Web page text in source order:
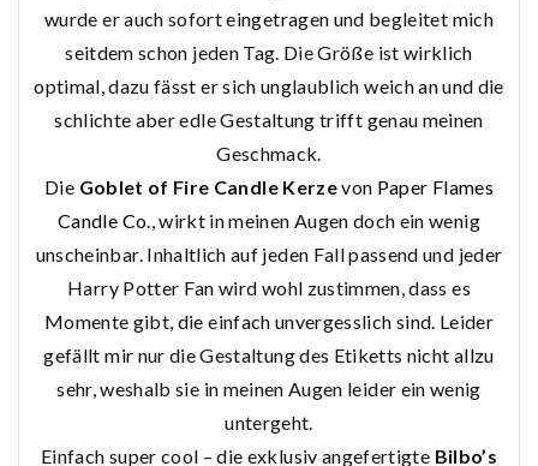
wurde er auch sofort eingetragen und begleitet mich
seitdem schon jeden Tag. Die Größe ist wirklich
optimal, dazu fässt er sich unglaublich weich an und die
schlichte aber edle Gestaltung trifft genau meinen
Geschmack.
Die Goblet of Fire Candle Kerzevon Paper Flames
Candle Co. , wirkt in meinen Augen doch ein wenig
unscheinbar. Inhaltlich auf jeden Fall passend und jeder
Harry Potter Fan wird wohl zustimmen, dass es
Momente gibt, die einfach unvergesslich sind. Leider
gefällt mir nur die Gestaltung des Etiketts nicht allzu
sehr, weshalb sie in meinen Augen leider ein wenig
untergeht.
Einfach super cool – die exklusiv angefertigte Bilbo’s